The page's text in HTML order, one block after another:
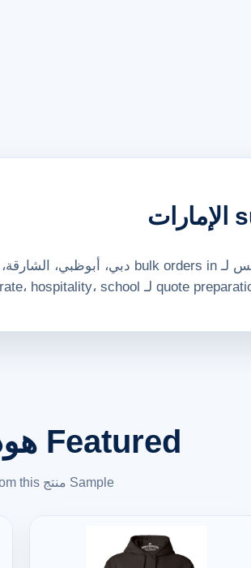
Featured هوديز وفليس
Sample منتج pages from this فئة.